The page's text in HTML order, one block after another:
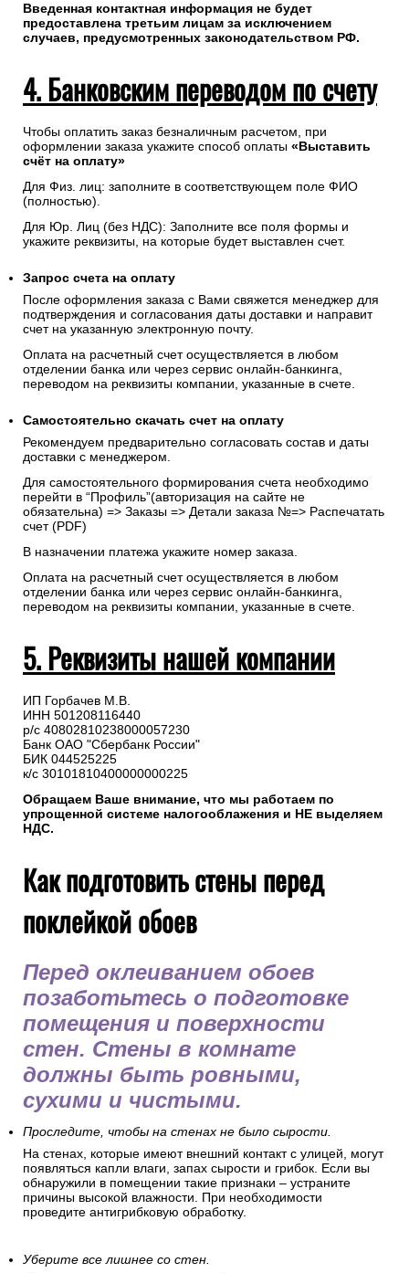
Введенная контактная информация не будет
предоставлена третьим лицам за исключением
случаев, предусмотренных законодательством РФ.
4. Банковским переводом по счету
Чтобы оплатить заказ безналичным расчетом, при
оформлении заказа укажите способ оплаты «Выставить
счёт на оплату»
Для Физ. лиц: заполните в соответствующем поле ФИО
(полностью).
Для Юр. Лиц (без НДС): Заполните все поля формы и
укажите реквизиты, на которые будет выставлен счет.
Запрос счета на оплату
После оформления заказа с Вами свяжется менеджер для
подтверждения и согласования даты доставки и направит
счет на указанную электронную почту.
Оплата на расчетный счет осуществляется в любом
отделении банка или через сервис онлайн-банкинга,
переводом на реквизиты компании, указанные в счете.
Самостоятельно скачать счет на оплату
Рекомендуем предварительно согласовать состав и даты
доставки с менеджером.
Для самостоятельного формирования счета необходимо
перейти в “Профиль”(авторизация на сайте не
обязательна) => Заказы => Детали заказа №=> Распечатать
счет (PDF)
В назначении платежа укажите номер заказа.
Оплата на расчетный счет осуществляется в любом
отделении банка или через сервис онлайн-банкинга,
переводом на реквизиты компании, указанные в счете.
5. Реквизиты нашей компании
ИП Горбачев М.В.
ИНН 501208116440
р/с 40802810238000057230
Банк ОАО "Сбербанк России"
БИК 044525225
к/с 30101810400000000225
Обращаем Ваше внимание, что мы работаем по
упрощенной системе налогооблажения и НЕ выделяем
НДС.
Как подготовить стены перед
поклейкой обоев
Перед оклеиванием обоев
позаботьтесь о подготовке
помещения и поверхности
стен. Стены в комнате
должны быть ровными,
сухими и чистыми.
Проследите, чтобы на стенах не было сырости.
На стенах, которые имеют внешний контакт с улицей, могут
появляться капли влаги, запах сырости и грибок. Если вы
обнаружили в помещении такие признаки – устраните
причины высокой влажности. При необходимости
проведите антигрибковую обработку.
Уберите все лишнее со стен.